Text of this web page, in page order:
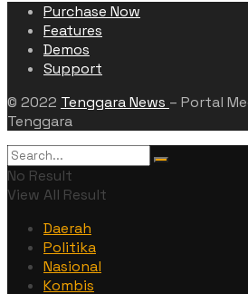
Purchase Now
Features
Demos
Support
© 2022 Tenggara News – Portal
Tenggara
No Result
View All Result
Daerah
Politika
Nasional
Kombis